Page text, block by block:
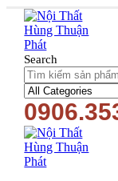
Search